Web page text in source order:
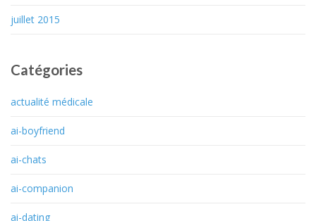
juillet 2015
Catégories
actualité médicale
ai-boyfriend
ai-chats
ai-companion
ai-dating